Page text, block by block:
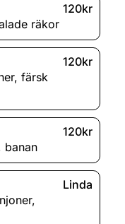
120kr
räkor
120kr
, färsk
120kr
banan
Linda
,